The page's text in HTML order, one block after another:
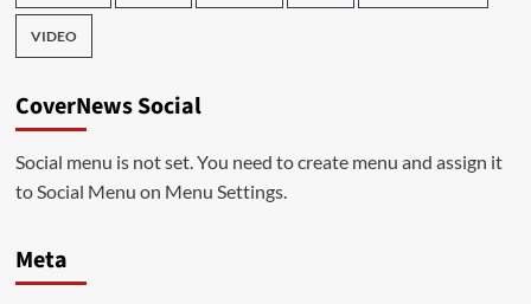
VIDEO
CoverNews Social
Social menu is not set. You need to create menu and assign it
to Social Menu on Menu Settings.
Meta